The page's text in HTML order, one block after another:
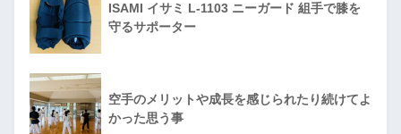
ISAMI イサミ L-1103 ニーガード 組手で膝を
守るサポーター
空手のメリットや成長を感じられたり続けてよ
かった思う事